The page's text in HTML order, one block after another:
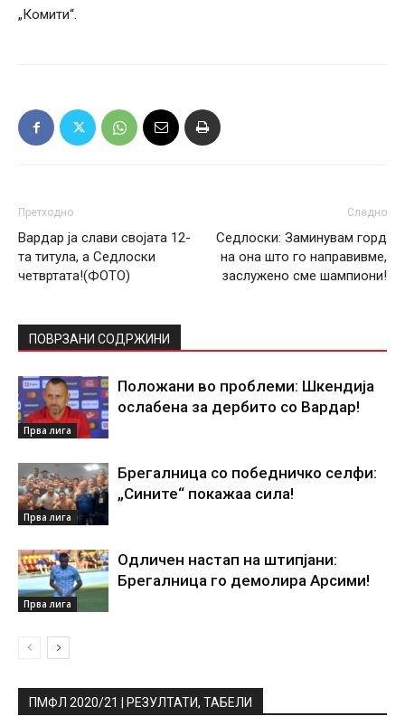
„Комити“.
Претходно
Вардар ја слави својата 12-
та титула, а Седлоски
четвртата!(ФОТО)
Следно
Седлоски: Заминувам горд
на она што го направивме,
заслужено сме шампиони!
ПОВРЗАНИ СОДРЖИНИ
Прва лига
Положани во проблеми: Шкендија
ослабена за дербито со Вардар!
Прва лига
Брегалница со победничко селфи:
„Сините“ покажаа сила!
Прва лига
Одличен настап на штипјани:
Брегалница го демолира Арсими!
ПМФЛ 2020/21 | РЕЗУЛТАТИ, ТАБЕЛИ